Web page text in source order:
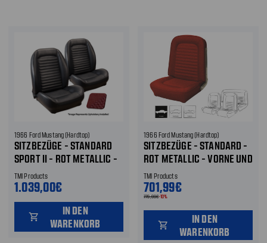
1966 Ford Mustang (Hardtop)
SITZBEZÜGE - STANDARD
SPORT II - ROT METALLIC -
VORNE UND HINTEN
TMI Products
1.039,00€
shopping_cart
IN DEN
WARENKORB
1966 Ford Mustang (Hardtop)
SITZBEZÜGE - STANDARD -
ROT METALLIC - VORNE UND
HINTEN
TMI Products
701,99€
779,99€-10%
shopping_cart
IN DEN
WARENKORB